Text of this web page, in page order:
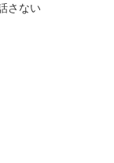
さない